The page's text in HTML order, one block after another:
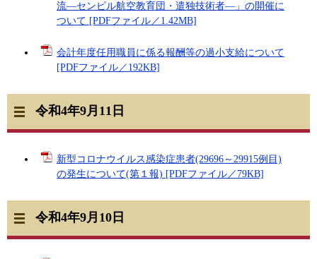
流―センピル航空教育団・遣独技術者―」の開催に
ついて [PDFファイル／1.42MB]
会計年度任用職員に係る報酬等の過小支給について
[PDFファイル／192KB]
令和4年9月11日
新型コロナウイルス感染症患者(29696～29915例目)
の発生について(第１報) [PDFファイル／79KB]
令和4年9月10日